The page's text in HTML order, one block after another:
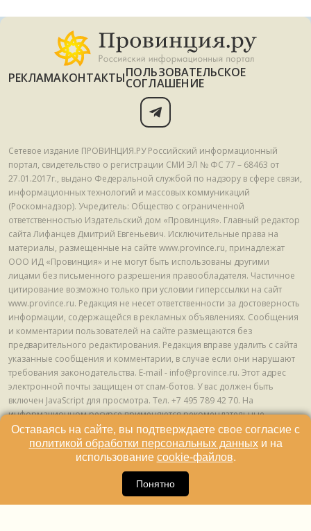
РЕКЛАМАКОНТАКТЫПОЛЬЗОВАТЕЛЬСКОЕ
СОГЛАШЕНИЕ
Сетевое издание ПРОВИНЦИЯ.РУ Российский информационный
портал, свидетельство о регистрации СМИ ЭЛ № ФС 77 – 68463 от
27.01.2017г., выдано Федеральной службой по надзору в сфере связи,
информационных технологий и массовых коммуникаций
(Роскомнадзор). Учредитель: Общество с ограниченной
ответственностью Издательский дом «Провинция». Главный редактор
сайта Лифанцев Дмитрий Евгеньевич. Исключительные права на
материалы, размещенные на сайте www.province.ru, принадлежат
ООО ИД «Провинция» и не могут быть использованы другими
лицами без письменного разрешения правообладателя. Частичное
цитирование возможно только при условии гиперссылки на сайт
www.province.ru. Редакция не несет ответственности за достоверность
информации, содержащейся в рекламных объявлениях. Сообщения
и комментарии пользователей на сайте размещаются без
предварительного редактирования. Редакция вправе удалить с сайта
указанные сообщения и комментарии, в случае если они нарушают
требования законодательства. E-mail - info@province.ru. Этот адрес
электронной почты защищен от спам-ботов. У вас должен быть
включен JavaScript для просмотра. Tел. +7 495 789 42 70. На
информационном ресурсе применяются рекомендательные
технологии (информационные технологии предоставления
информации на основе сбора, систематизации и анализа сведений,
относящихся к предпочтениям пользователей сети "Интернет",
находящихся на территории Российской Федерации) © ООО ИД
Оставаясь на сайте, вы подтверждаете свое согласие с
политикой обработки персональных данныхи на
использование cookie-файлов.
Понятно